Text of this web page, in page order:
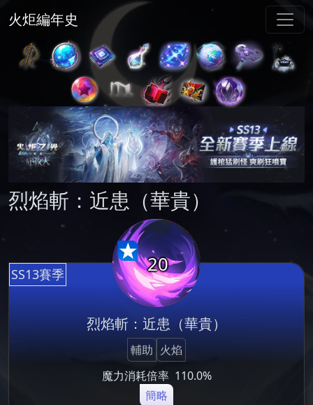
火炬編年史
烈焰斬：近患（華貴）
SS13賽季 20
烈焰斬：近患（華貴）
輔助 火焰
魔力消耗倍率 110.0%
簡略